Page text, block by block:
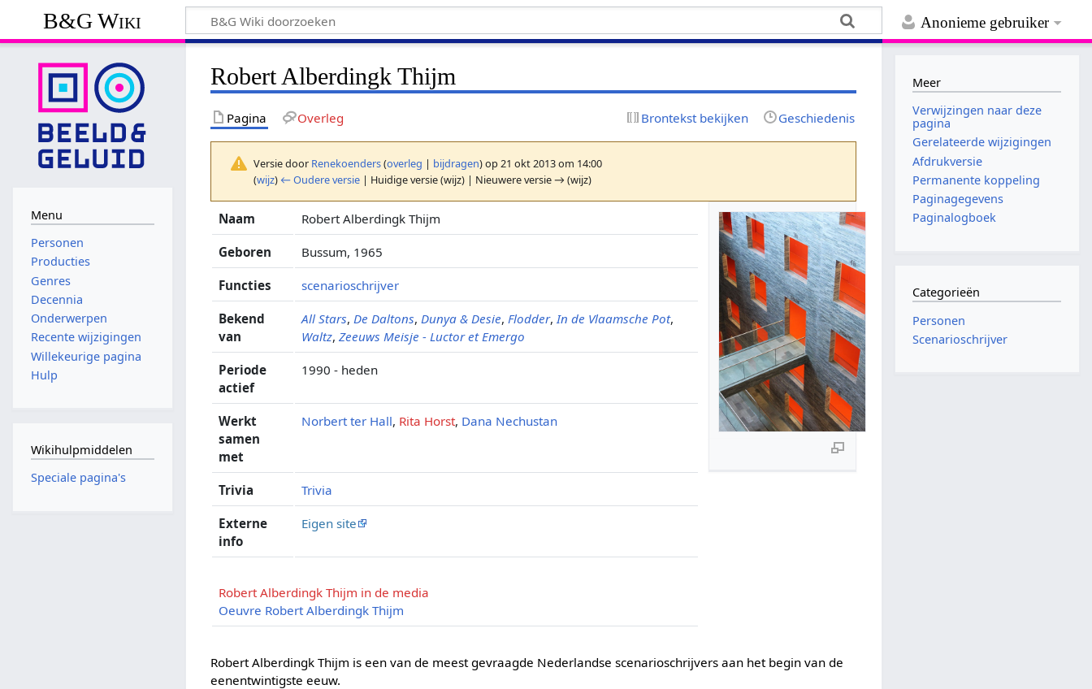
Anonieme gebruiker
B&G Wiki
Robert Alberdingk Thijm
Pagina Overleg Brontekst bekijken Geschiedenis
Versie door Renekoenders(overleg | bijdragen)op 21 okt 2013 om 14:00
(wijz) ← Oudere versie | Huidige versie (wijz) | Nieuwere versie → (wijz)
Naam Robert Alberdingk Thijm
Geboren Bussum, 1965
Functies scenarioschrijver
Bekend
van
All Stars, De Daltons, Dunya & Desie, Flodder, In de Vlaamsche Pot,
Waltz,Zeeuws Meisje - Luctor et Emergo
Periode
actief
1990 - heden
Werkt
samen
met
Norbert ter Hall, Rita Horst, Dana Nechustan
Trivia Trivia
Externe
info
Eigen site
Robert Alberdingk Thijm in de media
Oeuvre Robert Alberdingk Thijm
Robert Alberdingk Thijm is een van de meest gevraagde Nederlandse scenarioschrijvers aan het begin van de
eenentwintigste eeuw.
Menu
Personen
Producties
Genres
Decennia
Onderwerpen
Recente wijzigingen
Willekeurige pagina
Hulp
Wikihulpmiddelen
Speciale pagina's
Meer
Verwijzingen naar deze
pagina
Gerelateerde wijzigingen
Afdrukversie
Permanente koppeling
Paginagegevens
Paginalogboek
Categorieën
Personen
Scenarioschrijver